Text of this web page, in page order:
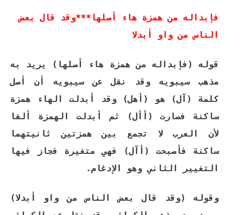
فإبداله من همزة هاء أصلها***وقد قال بعض
الناس من واو أبدلا
قوله (فإبداله من همزة هاء أصلها) يريد به
مذهب سيبويه وقد نقل عن سيبويه أن أصل
كلمة (آل) هو (أهل) وقد أبدلت الهاء همزة
ساكنة فصارت (أأل) ثم أبدلت الهمزة ألفا
لأن العرب لا تجمع بين همزتين ثانيتهما
ساكنة فأصبحت (أآل) فهي متغيرة فجاز فيها
التغيير الثاني وهو الإدغام.
وقوله (وقد قال بعض الناس من واو أبدلا)